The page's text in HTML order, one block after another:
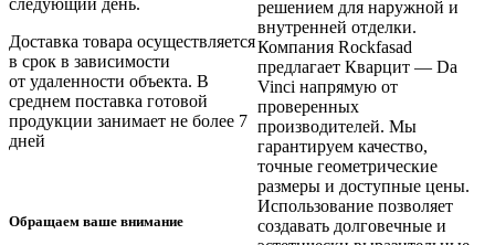
решением для наружной и
внутренней отделки.
Компания Rockfasad
предлагает Кварцит — Da
Vinci напрямую от
проверенных
производителей. Мы
гарантируем качество,
точные геометрические
размеры и доступные цены.
Использование позволяет
создавать долговечные и
Доставка товара осуществляется
в срок в зависимости
от удаленности объекта. В
среднем поставка готовой
продукции занимает не более 7
дней
Обращаем ваше внимание